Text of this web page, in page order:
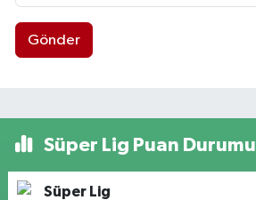
Gönder
Süper Lig Puan Durumu
Süper Lig